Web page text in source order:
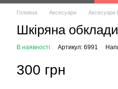
Головна Аксесуари Аксесуари
Шкіряна
В наявності Артикул: 6991
300 грн